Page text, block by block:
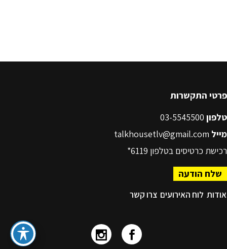
פרטי התקשרות
טלפון
מייל talkhousetlv@gmail.com
רכישת כרטיסים בטלפון 6119*
שלח הודעה
אודות לוח האירועים צרו קשר